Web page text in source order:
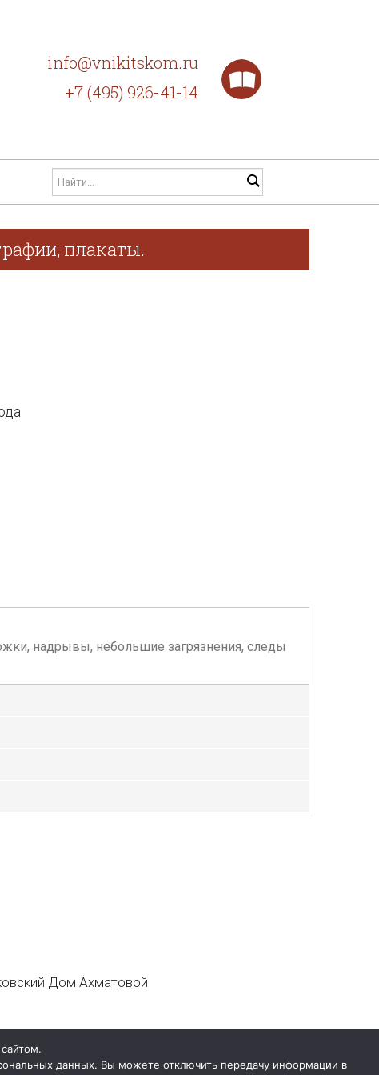
info@vnikitskom.ru
+7 (495) 926-41-14
плакаты.
надрывы, небольшие загрязнения, следы
Дом Ахматовой
данных. Вы можете отключить передачу информации в